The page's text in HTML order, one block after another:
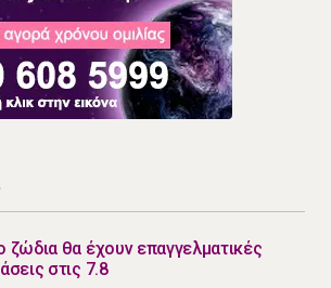
ζώδια θα έχουν επαγγελματικές
στις 7.8